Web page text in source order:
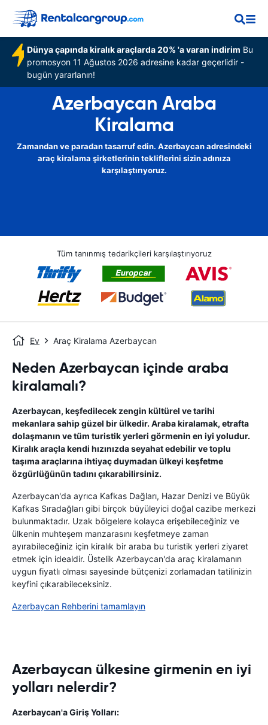
Dünya çapında kiralık araçlarda 20% 'a varan indirim Bu
promosyon 11 Ağustos 2026 adresine kadar geçerlidir -
bugün yararlanın!
Azerbaycan Araba
Kiralama
Zamandan ve paradan tasarruf edin. Azerbaycan adresindeki
araç kiralama şirketlerinin tekliflerini sizin adınıza
karşılaştırıyoruz.
Tüm tanınmış tedarikçileri karşılaştırıyoruz
Ev Araç Kiralama Azerbaycan
Neden Azerbaycan içinde araba
kiralamalı?
Azerbaycan, keşfedilecek zengin kültürel ve tarihi
mekanlara sahip güzel bir ülkedir. Araba kiralamak, etrafta
dolaşmanın ve tüm turistik yerleri görmenin en iyi yoludur.
Kiralık araçla kendi hızınızda seyahat edebilir ve toplu
taşıma araçlarına ihtiyaç duymadan ülkeyi keşfetme
özgürlüğünün tadını çıkarabilirsiniz.
Azerbaycan'da ayrıca Kafkas Dağları, Hazar Denizi ve Büyük
Kafkas Sıradağları gibi birçok büyüleyici doğal cazibe merkezi
bulunmaktadır. Uzak bölgelere kolayca erişebileceğiniz ve
ülkenin muhteşem manzarasını keşfetmeye zaman
ayırabileceğiniz için kiralık bir araba bu turistik yerleri ziyaret
etmek için idealdir. Üstelik Azerbaycan'da araç kiralamanın
uygun fiyatlı olması sayesinde bütçenizi zorlamadan tatilinizin
keyfini çıkarabileceksiniz.
Azerbaycan Rehberini tamamlayın
Azerbaycan ülkesine girmenin en iyi
yolları nelerdir?
Azerbaycan'a Giriş Yolları: